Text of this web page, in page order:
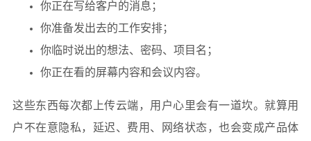
你正在写给客户的消息；
你准备发出去的工作安排；
你临时说出的想法、密码、项目名；
你正在看的屏幕内容和会议内容。
这些东西每次都上传云端，用户心里会有一道坎。就算用
户不在意隐私，延迟、费用、网络状态，也会变成产品体